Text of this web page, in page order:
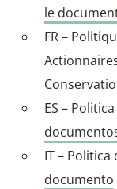
le
FR –
ES –
IT –
documento